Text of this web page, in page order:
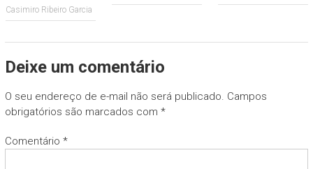
Casimiro Ribeiro Garcia
Deixe um comentário
O seu endereço de e-mail não será publicado. Campos
obrigatórios são marcados com *
Comentário *